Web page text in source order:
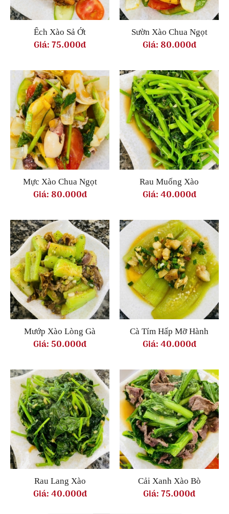
Ếch Xào Sả Ớt
Giá:75.000đ
Sườn Xào Chua Ngọt
Giá: 80.000đ
Mực Xào Chua Ngọt
Giá: 80.000đ
Rau Muống Xào
Giá:40.000đ
Mướp Xào Lòng Gà
Giá: 50.000đ
Cà Tím Hấp Mỡ Hành
Giá:40.000đ
Rau Lang Xào
Giá:40.000đ
Cải Xanh Xào Bò
Giá:75.000đ